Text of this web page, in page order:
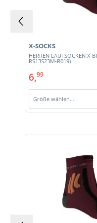
HERREN LAUFSOCKEN X-
RS13S23M-R019)
X-SOCKS
6,99
Größe wählen…